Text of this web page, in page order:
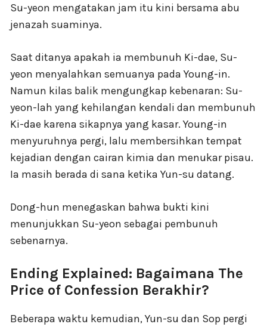
Su-yeon mengatakan jam itu kini bersama abu
jenazah suaminya.
Saat ditanya apakah ia membunuh Ki-dae, Su-
yeon menyalahkan semuanya pada Young-in.
Namun kilas balik mengungkap kebenaran: Su-
yeon-lah yang kehilangan kendali dan membunuh
Ki-dae karena sikapnya yang kasar. Young-in
menyuruhnya pergi, lalu membersihkan tempat
kejadian dengan cairan kimia dan menukar pisau.
Ia masih berada di sana ketika Yun-su datang.
Dong-hun menegaskan bahwa bukti kini
menunjukkan Su-yeon sebagai pembunuh
sebenarnya.
Ending Explained: Bagaimana The
Price of Confession Berakhir?
Beberapa waktu kemudian, Yun-su dan Sop pergi